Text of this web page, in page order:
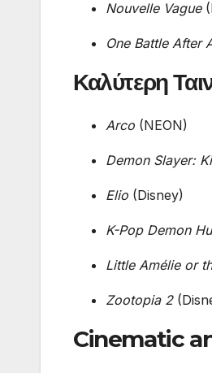
Nouvelle Vague
One Battle After
Καλύτερη
Arco (NEON)
Demon Slayer:
Elio (Disney)
K-Pop Demon
Little Amélie or
Zootopia 2
Cinematic